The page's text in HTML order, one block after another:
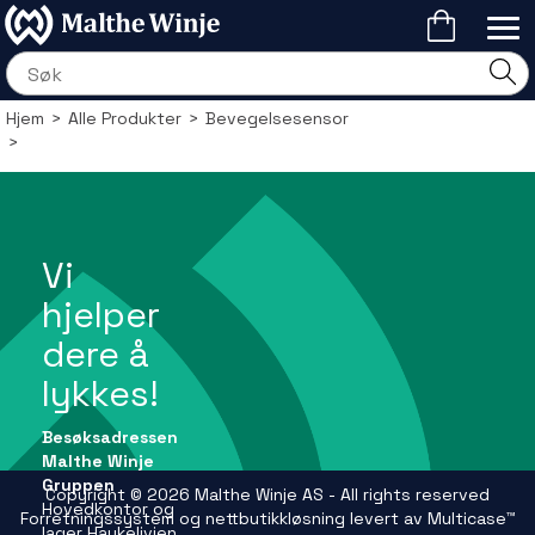
Hjem>Alle Produkter>Bevegelsesensor
>
Vi
hjelper
dere å
lykkes!
Besøksadressen
Malthe Winje
Gruppen
Hovedkontor og
Copyright © 2026 Malthe Winje AS - All rights reserved
Forretningssystem og nettbutikkløsning levert av Multicase™